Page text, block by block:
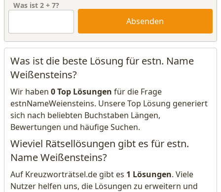
Was ist 2 + 7?
Absenden
Was ist die beste Lösung für estn. Name
Weißensteins?
Wir haben 0 Top Lösungen für die Frage
estnNameWeiensteins. Unsere Top Lösung generiert
sich nach beliebten Buchstaben Längen,
Bewertungen und häufige Suchen.
Wieviel Rätsellösungen gibt es für estn.
Name Weißensteins?
Auf Kreuzworträtsel.de gibt es 1 Lösungen. Viele
Nutzer helfen uns, die Lösungen zu erweitern und